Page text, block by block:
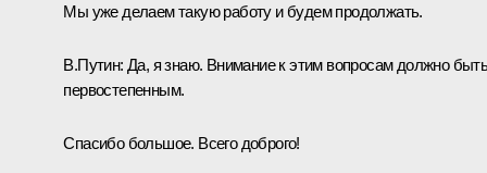
Мы уже делаем такую работу и будем продолжать.
В.Путин: Да, я знаю. Внимание к этим вопросам должно
первостепенным.
Спасибо большое. Всего доброго!